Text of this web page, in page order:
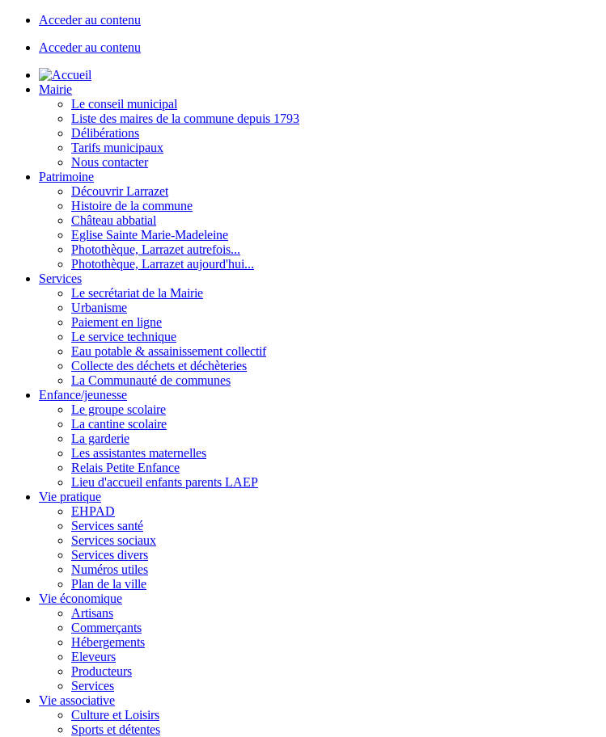
Acceder au contenu
Acceder au contenu
Mairie
Le conseil municipal
Liste des maires de la commune depuis 1793
Délibérations
Tarifs municipaux
Nous contacter
Patrimoine
Découvrir Larrazet
Histoire de la commune
Château abbatial
Eglise Sainte Marie-Madeleine
Photothèque, Larrazet autrefois...
Photothèque, Larrazet aujourd'hui...
Services
Le secrétariat de la Mairie
Urbanisme
Paiement en ligne
Le service technique
Eau potable & assainissement collectif
Collecte des déchets et déchèteries
La Communauté de communes
Enfance/jeunesse
Le groupe scolaire
La cantine scolaire
La garderie
Les assistantes maternelles
Relais Petite Enfance
Lieu d'accueil enfants parents LAEP
Vie pratique
EHPAD
Services santé
Services sociaux
Services divers
Numéros utiles
Plan de la ville
Vie économique
Artisans
Commerçants
Hébergements
Eleveurs
Producteurs
Services
Vie associative
Culture et Loisirs
Sports et détentes